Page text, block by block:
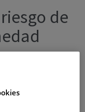
de
cardiovascular